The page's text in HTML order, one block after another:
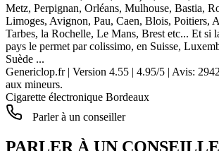
Metz, Perpignan, Orléans, Mulhouse, Bastia,
Limoges, Avignon, Pau, Caen, Blois, Poitiers,
Tarbes, la Rochelle, Le Mans, Brest etc... Et si
pays le permet par colissimo, en Suisse,
Suède ...
Genericlop.fr| Version 4.55 | 4.95/5 | Avis:
aux mineurs.
Cigarette électronique Bordeaux
Parler à un conseiller
PARLER À UN